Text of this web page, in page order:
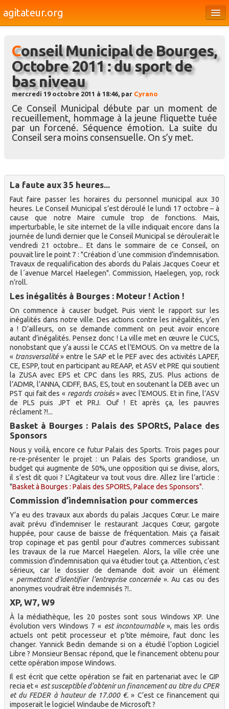
agitateur.org
Bourges & le Cher
Société
Culture
Médias
Dossiers
Conseil Municipal de Bourges,
Octobre 2011 : du sport de
bas niveau
mercredi 19 octobre 2011 à 18:46, par Cyrano
Ce Conseil Municipal débute par un moment de
recueillement, hommage à la jeune fliquette tuée
par un forcené. Séquence émotion. La suite du
Conseil sera moins consensuelle. On s’y met.
La faute aux 35 heures...
Faut faire passer les horaires du personnel municipal aux 30
heures. Le Conseil Municipal s’est déroulé le lundi 17 octobre – à
cause que notre Maire cumule trop de fonctions. Mais,
imperturbable, le site internet de la ville indiquait encore dans la
journée de lundi dernier que le Conseil Municipal se déroulerait le
vendredi 21 octobre... Et dans le sommaire de ce Conseil, on
pouvait lire le point 7 : "Création d´une commision d’indemnisation.
Travaux de requalification des abords du Palais Jacques Coeur et
de l´avenue Marcel Haelegen". Commission, Haelegen, yop, rock
n’roll.
Les inégalités à Bourges : Moteur ! Action !
On commence à causer budget. Puis vient le rapport sur les
inégalités dans notre ville. Des actions contre les inégalités, y’en
a ! D’ailleurs, on se demande comment on peut avoir encore
autant d’inégalités. Pensez donc ! La ville met en œuvre le CUCS,
nonobstant que y’a aussi le CCAS et l’EMOUS. On va mettre de la
« transversalité» entre le SAP et le PEF avec des activités LAPEF,
CE, ESPP, tout en participant au REAAP, et ASV et PRE qui soutient
la ZUSA avec EPS et CPC dans les RRS, ZUS. Plus actions de
l’ADMR, l’ANNA, CIDFF, BAS, ES, tout en soutenant la DEB avec un
PST qui fait des « regards croisés» avec l’EMOUS. Et in fine, l’ASV
de PLS puis JPT et PRJ. Ouf ! Et après ça, les pauvres
réclament ?!...
Basket à Bourges : Palais des SPORtS, Palace des
Sponsors
Nous y voilà, encore ce futur Palais des Sports. Trois pages pour
re-re-présenter le projet : un Palais des Sports grandiose, un
budget qui augmente de 50%, une opposition qui se divise, alors,
il s’est dit quoi ? L’Agitateur va tout vous dire. Allez lire l’article :
"Basket à Bourges : Palais des SPORtS, Palace des Sponsors".
Commission d’indemnisation pour commerces
Y’a eu des travaux aux abords du palais Jacques Cœur. Le maire
avait prévu d’indemniser le restaurant Jacques Cœur, gargote
huppée, pour cause de baisse de fréquentation. Mais ça faisait
trop copinage et pas gentil pour d’autres commerces subissant
les travaux de la rue Marcel Haegelen. Alors, la ville crée une
commission d’indemnisation qui va étudier tout ça. Attention, c’est
sérieux, car le dossier de demande doit avoir un élément
« permettant d’identifier l’entreprise concernée». Au cas ou des
anonymes voudrait être indemnisés ?!..
XP, W7, W9
À la médiathèque, les 20 postes sont sous Windows XP. Une
évolution vers Windows 7 « est incontournable», mais les ordis
actuels ont petit processeur et p’tite mémoire, faut donc les
changer. Yannick Bedin demande si on a étudié l’option Logiciel
Libre ? Monsieur Bensac répond, que le financement obtenu pour
cette opération impose Windows.
Il est écrit que cette opération se fait en partenariat avec le GIP
recia et « est susceptible d’obtenir un financement au titre du CPER
et du FEDER à hauteur de 17.000 €. » C’est ce financement qui
imposerait le logiciel Windaube de Microsoft ?